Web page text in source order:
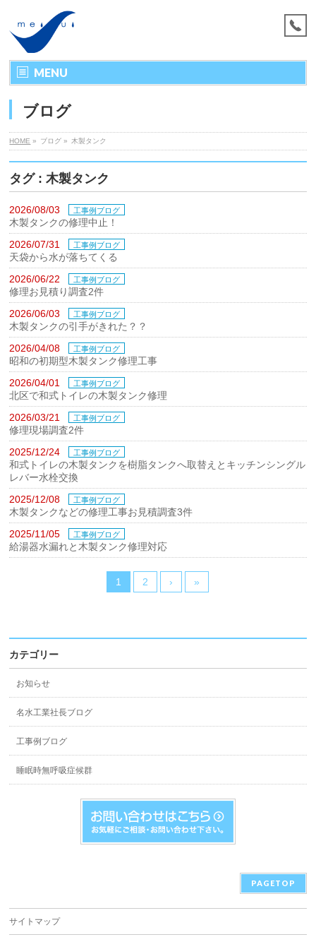
MENU
ブログ
HOME » ブログ » 木製タンク
タグ : 木製タンク
2026/08/03 工事例ブログ
木製タンクの修理中止！
2026/07/31
工事例ブログ
天袋から水が落ちてくる
2026/06/22
工事例ブログ
修理お見積り調査2件
2026/06/03
工事例ブログ
木製タンクの引手がきれた？？
2026/04/08
工事例ブログ
昭和の初期型木製タンク修理工事
2026/04/01
工事例ブログ
北区で和式トイレの木製タンク修理
2026/03/21
工事例ブログ
修理現場調査2件
2025/12/24
工事例ブログ
和式トイレの木製タンクを樹脂タンクへ取替えとキッチンシングル
レバー水栓交換
2025/12/08
工事例ブログ
木製タンクなどの修理工事お見積調査3件
2025/11/05
工事例ブログ
給湯器水漏れと木製タンク修理対応
1 2 › »
カテゴリー
お知らせ
名水工業社長ブログ
工事例ブログ
睡眠時無呼吸症候群
PAGETOP
サイトマップ